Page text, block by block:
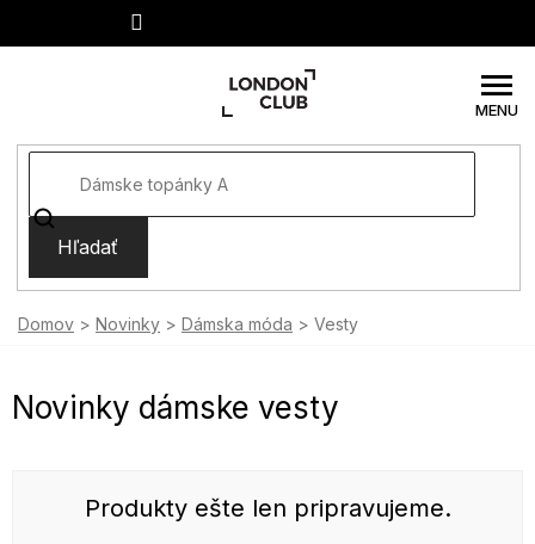
Hľadať
Domov Novinky Dámska móda Vesty
Novinky dámske vesty
Produkty ešte len pripravujeme.